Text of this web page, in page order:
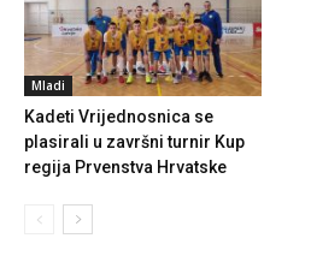
Mladi
Kadeti Vrijednosnica se
plasirali u završni turnir Kup
regija Prvenstva Hrvatske